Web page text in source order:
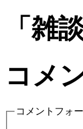
「雑
コメ
コメントフォ